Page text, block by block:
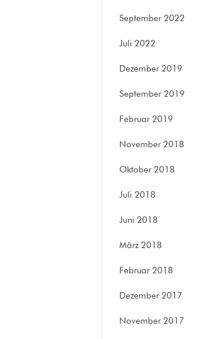
September 2022
Juli 2022
Dezember 2019
September 2019
Februar 2019
November 2018
Oktober 2018
Juli 2018
Juni 2018
März 2018
Februar 2018
Dezember 2017
November 2017